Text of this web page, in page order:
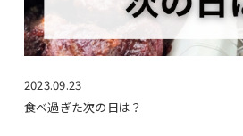
2023.09.23
食べ過ぎた次の日は？